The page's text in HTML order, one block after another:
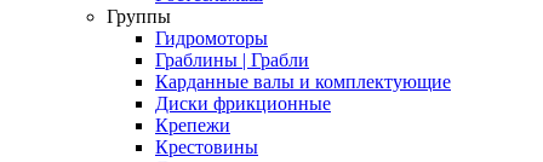
Группы
Гидромоторы
Граблины | Грабли
Карданные валы и комплектующие
Диски фрикционные
Крепежи
Крестовины